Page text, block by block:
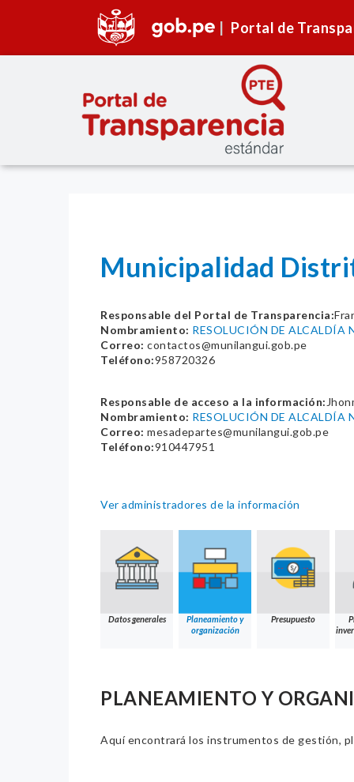
Portal de
Municipalidad
Responsable del Portal de Transparencia:
Nombramiento: RESOLUCIÓN DE ALCALDÍA
Correo: contactos@munilangui.gob.pe
Teléfono:958720326
Responsable de acceso a la información:
Nombramiento: RESOLUCIÓN DE ALCALDÍA
Correo: mesadepartes@munilangui.gob.pe
Teléfono:910447951
Ver administradores de la información
Datos generales
Planeamiento y
organización
Presupuesto
PLANEAMIENTO Y
Aquí encontrará los instrumentos de gestión,